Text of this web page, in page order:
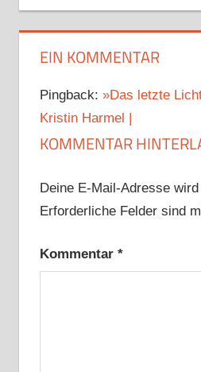
EIN KOMMENTAR
Pingback: »Das letzte
Kristin Harmel |
KOMMENTAR
Deine E-Mail-Adresse
Erforderliche Felder sind
Kommentar *